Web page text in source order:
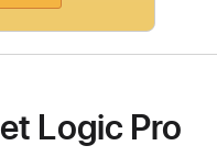
Logic Pro